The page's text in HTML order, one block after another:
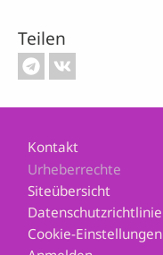
Teilen
Footer
Kontakt
Urheberrechte
Siteübersicht
Datenschutzrichtlinie
Cookie-Einstellungen